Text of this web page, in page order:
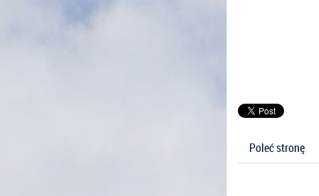
Poleć stronę